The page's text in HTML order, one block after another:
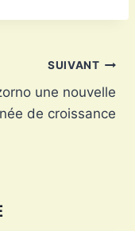
SUIVANT
une nouvelle
de croissance